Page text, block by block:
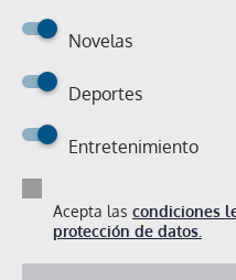
Novelas
Deportes
Entretenimiento
Acepta las condiciones
protección de datos.